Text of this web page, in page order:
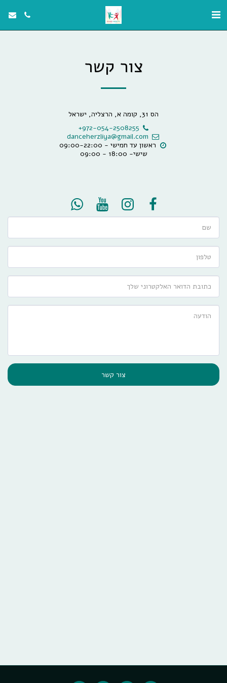
צור קשר
הס 31, קומה א, הרצליה, ישראל
+972-054-2508255
danceherzliya@gmail.com
שישי- 18:00 - 09:00
צור קשר